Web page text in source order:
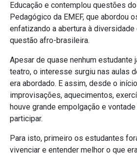
Educação e contemplou questões
Pedagógico da EMEF, que abordou
enfatizando a abertura à diversidade
questão afro-brasileira.
Apesar de quase nenhum estudante
teatro, o interesse surgiu nas aulas
era abordado. E assim, desde o
improvisações, aquecimentos,
houve grande empolgação e
participar.
Para isto, primeiro os estudantes
vivenciar e entender melhor o que